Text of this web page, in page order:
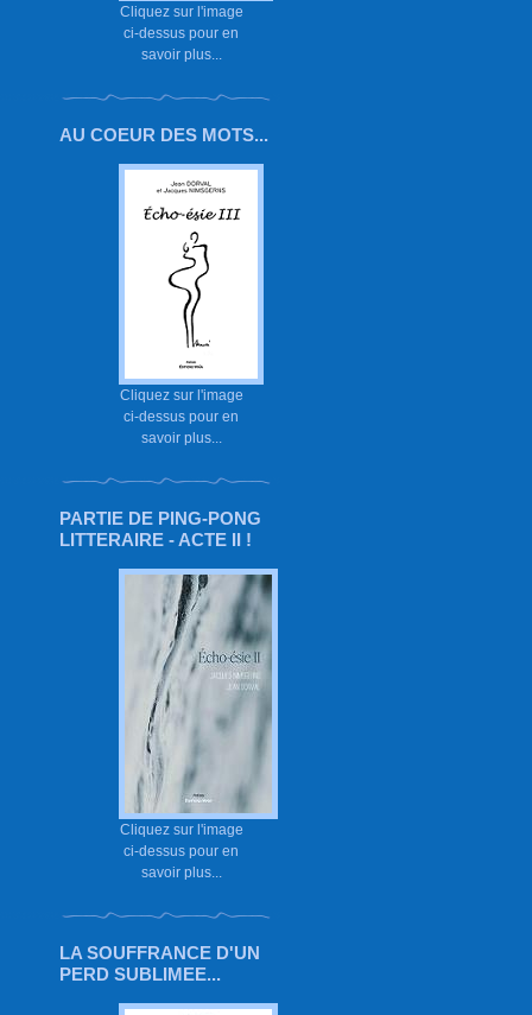
Cliquez sur l'image
ci-dessus pour en
savoir plus...
AU COEUR DES MOTS...
Cliquez sur l'image
ci-dessus pour en
savoir plus...
PARTIE DE PING-PONG
LITTERAIRE - ACTE II !
Cliquez sur l'image
ci-dessus pour en
savoir plus...
LA SOUFFRANCE D'UN
PERD SUBLIMEE...